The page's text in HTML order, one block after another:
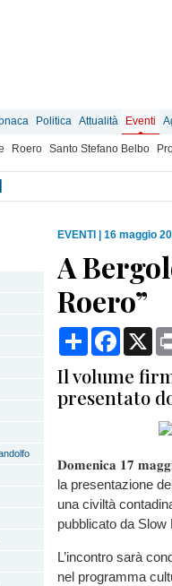
Politica Attualità Eventi
Roero Santo Stefano Belbo
EVENTI 16 maggio
A
Roero”
Condividi X
Il volume
presentato
𝐃𝐨𝐦𝐞𝐧𝐢𝐜𝐚 𝟏𝟕
la presentazione
una civiltà
pubblicato da Slow
L’incontro sarà
nel programma